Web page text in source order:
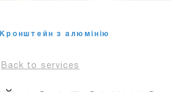
Кронштейн з алюмінію
Back to services